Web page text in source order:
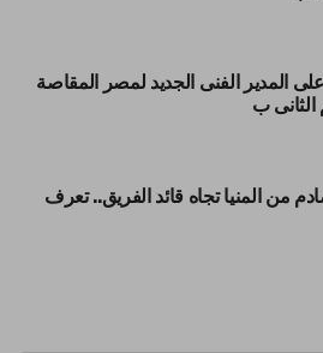
المدير الفنى الجديد لمصر المقاصة
ب
من المنيا تجاه قائد الفريق.. تعرف